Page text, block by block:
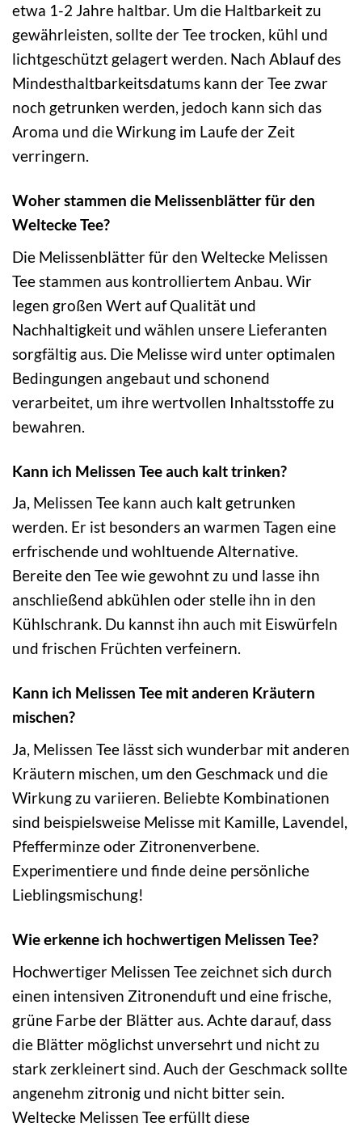
etwa 1-2 Jahre haltbar. Um die Haltbarkeit zu
gewährleisten, sollte der Tee trocken, kühl und
lichtgeschützt gelagert werden. Nach Ablauf des
Mindesthaltbarkeitsdatums kann der Tee zwar
noch getrunken werden, jedoch kann sich das
Aroma und die Wirkung im Laufe der Zeit
verringern.
Woher stammen die Melissenblätter für den
Weltecke Tee?
Die Melissenblätter für den Weltecke Melissen
Tee stammen aus kontrolliertem Anbau. Wir
legen großen Wert auf Qualität und
Nachhaltigkeit und wählen unsere Lieferanten
sorgfältig aus. Die Melisse wird unter optimalen
Bedingungen angebaut und schonend
verarbeitet, um ihre wertvollen Inhaltsstoffe zu
bewahren.
Kann ich Melissen Tee auch kalt trinken?
Ja, Melissen Tee kann auch kalt getrunken
werden. Er ist besonders an warmen Tagen eine
erfrischende und wohltuende Alternative.
Bereite den Tee wie gewohnt zu und lasse ihn
anschließend abkühlen oder stelle ihn in den
Kühlschrank. Du kannst ihn auch mit Eiswürfeln
und frischen Früchten verfeinern.
Kann ich Melissen Tee mit anderen Kräutern
mischen?
Ja, Melissen Tee lässt sich wunderbar mit anderen
Kräutern mischen, um den Geschmack und die
Wirkung zu variieren. Beliebte Kombinationen
sind beispielsweise Melisse mit Kamille, Lavendel,
Pfefferminze oder Zitronenverbene.
Experimentiere und finde deine persönliche
Lieblingsmischung!
Wie erkenne ich hochwertigen Melissen Tee?
Hochwertiger Melissen Tee zeichnet sich durch
einen intensiven Zitronenduft und eine frische,
grüne Farbe der Blätter aus. Achte darauf, dass
die Blätter möglichst unversehrt und nicht zu
stark zerkleinert sind. Auch der Geschmack sollte
angenehm zitronig und nicht bitter sein.
Weltecke Melissen Tee erfüllt diese